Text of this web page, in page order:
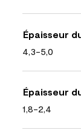
Épaisseur
4,3-5,0
Épaisseur
1,8-2,4